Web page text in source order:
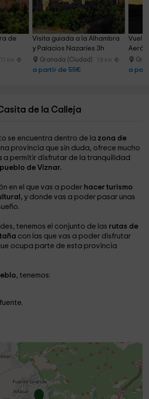
de
7.1 km
Visita guiada a la Alhambra
y Palacios Nazaríes 3h
Granada (Ciudad) 7.8 km
a partir de 55€
Vuelo
1 hora
a
de la Calleja
se encuentra dentro de la zona de
provincia que sin duda, ofrece mucho
a permitir disfrutar de la tranquilidad
de Víznar.
en el que vas a poder hacer turismo
y donde vas a poder pasar unas
tenemos el conjunto de las rutas de
con las que vas a poder disfrutar
ocupa parte de esta provincia
, tenemos: